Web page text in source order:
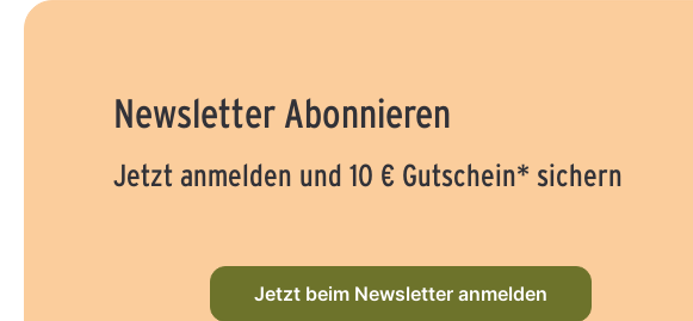
Newsletter Abonnieren
Jetzt anmelden und 10 € Gutschein* sichern
Jetzt beim Newsletter anmelden